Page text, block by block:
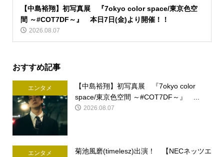
【中島裕翔】初写真展 『7okyo color space/東京色空
間 ～#COT7DF～』 本日7日(金)より開催！！
2026.08.07
おすすめ記事
エンタメ
【中島裕翔】初写真展 『7okyo color
space/東京色空間 ～#COT7DF～』 ...
2026.08.07
エンタメ
菊池風磨(timelesz)出演！ 【NECネッツエ